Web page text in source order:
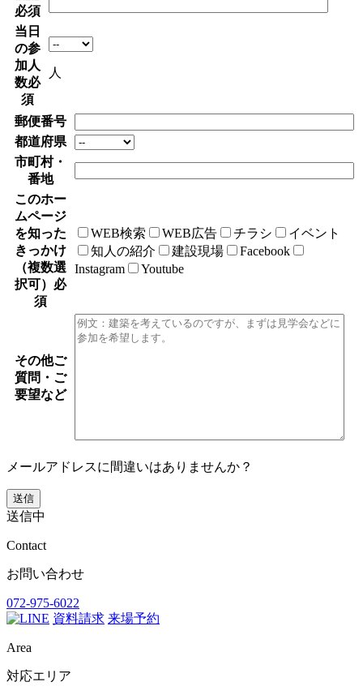
必須
当日
の参
加人
数必
須
人
郵便番号
都道府県
市町村・
番地
このホー
ムページ
を知った
きっかけ
（複数選
択可） 必
須
WEB検索 WEB広告 チラシ
イベント
知人の紹介
建設現場
Facebook
Instagram
Youtube
その他ご
質問・ご
要望など
メールアドレスに間違いはありませんか？
送信中
Contact
お問い合わせ
072-975-6022
資料請求 来場予約
Area
対応エリア